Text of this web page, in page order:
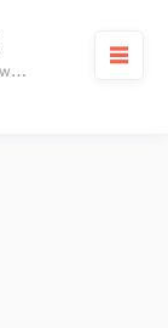
C
ool Digital Download